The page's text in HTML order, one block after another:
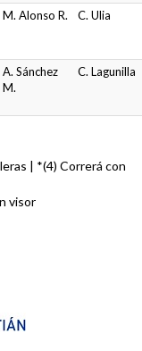
M. Alonso R. C. Ulia
A. Sánchez
M.
C. Lagunilla
| *(4) Correrá con
visor